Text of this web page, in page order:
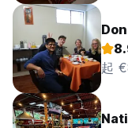
起